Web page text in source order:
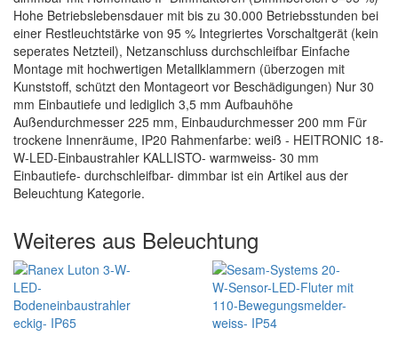
Hohe Betriebslebensdauer mit bis zu 30.000 Betriebsstunden bei
einer Restleuchtstärke von 95 % Integriertes Vorschaltgerät (kein
seperates Netzteil), Netzanschluss durchschleifbar Einfache
Montage mit hochwertigen Metallklammern (überzogen mit
Kunststoff, schützt den Montageort vor Beschädigungen) Nur 30
mm Einbautiefe und lediglich 3,5 mm Aufbauhöhe
Außendurchmesser 225 mm, Einbaudurchmesser 200 mm Für
trockene Innenräume, IP20 Rahmenfarbe: weiß - HEITRONIC 18-
W-LED-Einbaustrahler KALLISTO- warmweiss- 30 mm
Einbautiefe- durchschleifbar- dimmbar ist ein Artikel aus der
Beleuchtung Kategorie.
Weiteres aus Beleuchtung